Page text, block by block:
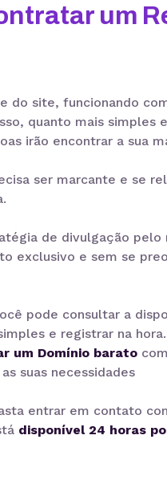
um
do site, funcionando
quanto mais simples
irão encontrar a sua
ser marcante e se
de divulgação
exclusivo e sem se
pode consultar a
e registrar na
um Domínio barato
suas necessidades
entrar em contato
disponível 24 horas